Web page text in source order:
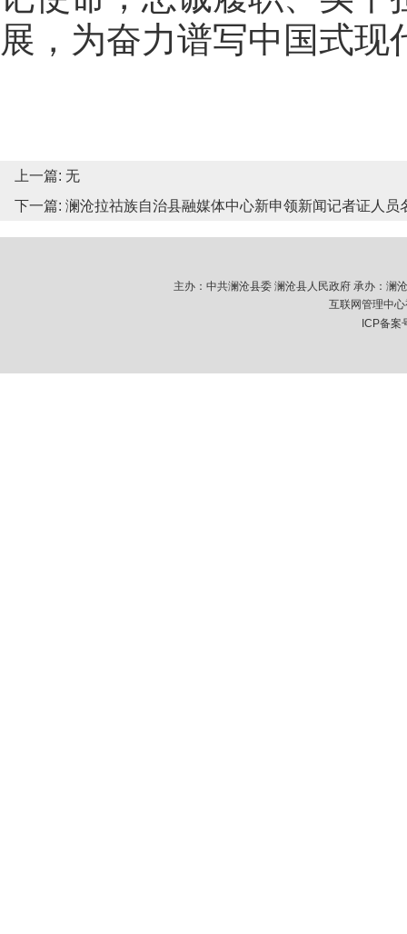
展，为奋力谱写中国式
上一篇: 无
下一篇: 澜沧拉祜族自治县融媒体中心新申领新闻记者证人员
主办：中共澜沧县委 澜沧县人民政府 承办：澜
互联网管理中
ICP备案